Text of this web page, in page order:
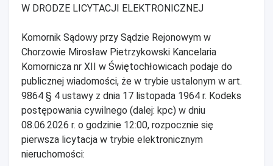
W DRODZE LICYTACJI ELEKTRONICZNEJ
Komornik Sądowy przy Sądzie Rejonowym w
Chorzowie Mirosław Pietrzykowski Kancelaria
Komornicza nr XII w Świętochłowicach podaje do
publicznej wiadomości, że w trybie ustalonym w art.
9864 § 4 ustawy z dnia 17 listopada 1964 r. Kodeks
postępowania cywilnego (dalej: kpc) w dniu
08.06.2026 r. o godzinie 12:00, rozpocznie się
pierwsza licytacja w trybie elektronicznym
nieruchomości: